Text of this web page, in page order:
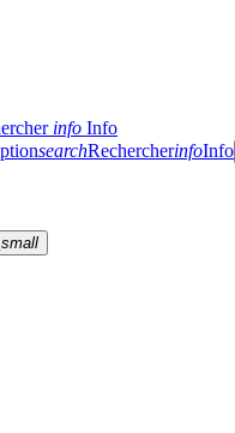
info Info
searchRechercherinfoInfo